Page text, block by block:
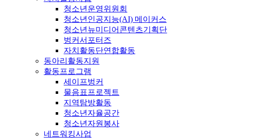
청소년운영위원회
청소년인공지능(AI) 메이커스
청소년뉴미디어콘텐츠기획단
벙커서포터즈
자치활동단연합활동
동아리활동지원
활동프로그램
세이프벙커
물음표프로젝트
지역탐방활동
청소년자율공간
청소년자원봉사
네트워킹사업